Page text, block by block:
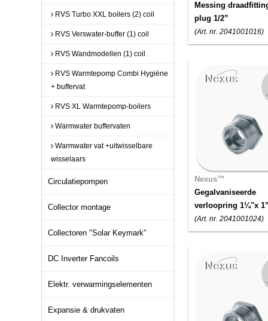
RVS Turbo XXL boilers (2) coil
RVS Verswater-buffer (1) coil
RVS Wandmodellen (1) coil
RVS Warmtepomp Combi Hygiëne
+ buffervat
RVS XL Warmtepomp-boilers
Warmwater buffervaten
Warmwater vat +uitwisselbare
wisselaars
Circulatiepompen
Collector montage
Collectoren "Solar Keymark"
DC Inverter Fancoils
Elektr. verwarmingselementen
Expansie & drukvaten
Messing
plug 1/2”
(Art. nr. 2041001016)
Nexus™
Gegalvaniseerde
verloopring 1¼"x
(Art. nr. 2041001024)